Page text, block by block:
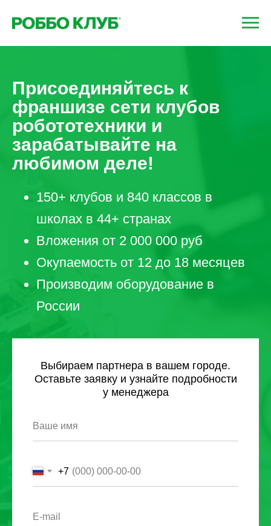
Присоединяйтесь к
франшизе сети клубов
робототехники и
зарабатывайте на
любимом деле!
150+ клубов и 840 классов в
школах в 44+ странах
Вложения от 2 000 000 руб
Окупаемость от 12 до 18 месяцев
Производим оборудование в
России
Выбираем партнера в вашем городе.
Оставьте заявку и узнайте подробности
у менеджера
Ваше имя
+7
E-mail